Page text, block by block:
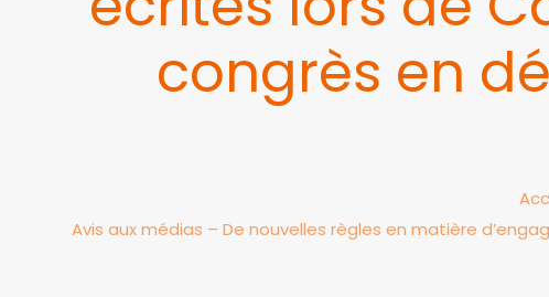
congrès en
Avis aux médias – De nouvelles règles en matière